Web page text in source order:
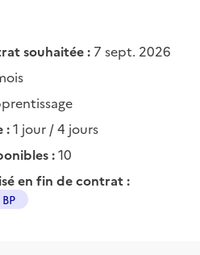
souhaitée : 7 sept. 2026
:1 jour / 4 jours
:10
en fin de contrat :
BP